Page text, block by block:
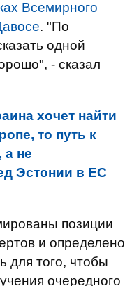
Всемирного
. "По
одной
- сказал
хочет найти
то путь к
а не
Эстонии в ЕС
позиции
и определено
для того, чтобы
очередного